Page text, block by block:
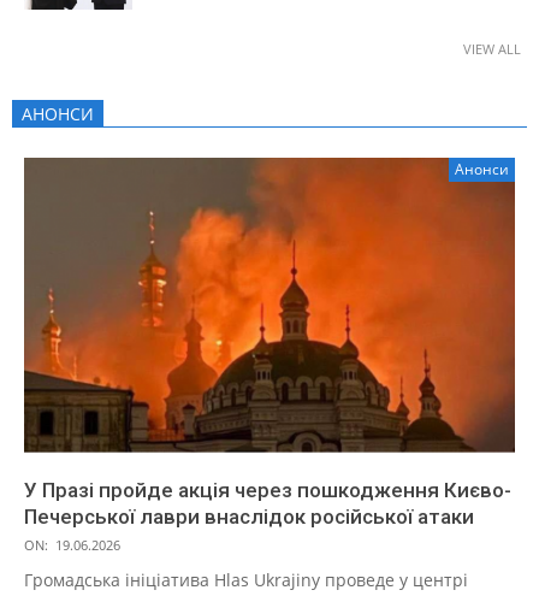
VIEW ALL
АНОНСИ
Анонси
У Празі пройде акція через пошкодження Києво-
Печерської лаври внаслідок російської атаки
ON: 19.06.2026
Громадська ініціатива Hlas Ukrajiny проведе у центрі